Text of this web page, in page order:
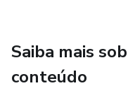
Saiba mais
conteúdo